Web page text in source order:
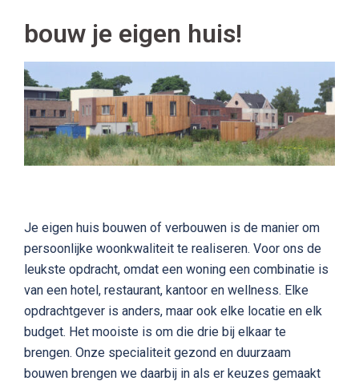
bouw je eigen huis!
Je eigen huis bouwen of verbouwen is de manier om
persoonlijke woonkwaliteit te realiseren. Voor ons de
leukste opdracht, omdat een woning een combinatie is
van een hotel, restaurant, kantoor en wellness. Elke
opdrachtgever is anders, maar ook elke locatie en elk
budget. Het mooiste is om die drie bij elkaar te
brengen. Onze specialiteit gezond en duurzaam
bouwen brengen we daarbij in als er keuzes gemaakt